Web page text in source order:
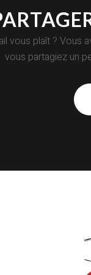
vous plaît ? Vous
vous partagiez un